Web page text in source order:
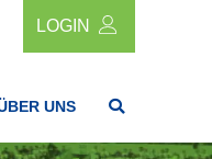
LOGIN
UNS